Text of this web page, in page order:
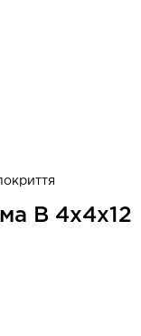
В 4x4x12